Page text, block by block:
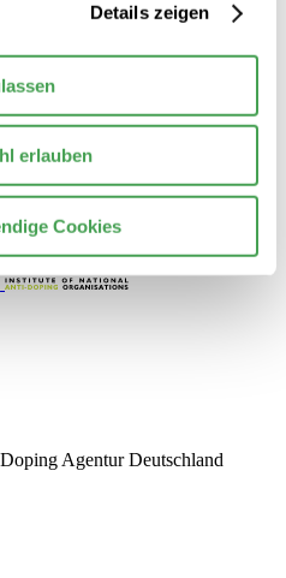
Details zeigen
erlauben
Cookies
Agentur Deutschland